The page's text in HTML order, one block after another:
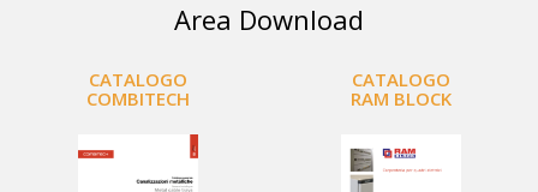
Area Download
CATALOGO
COMBITECH
CATALOGO
RAM BLOCK